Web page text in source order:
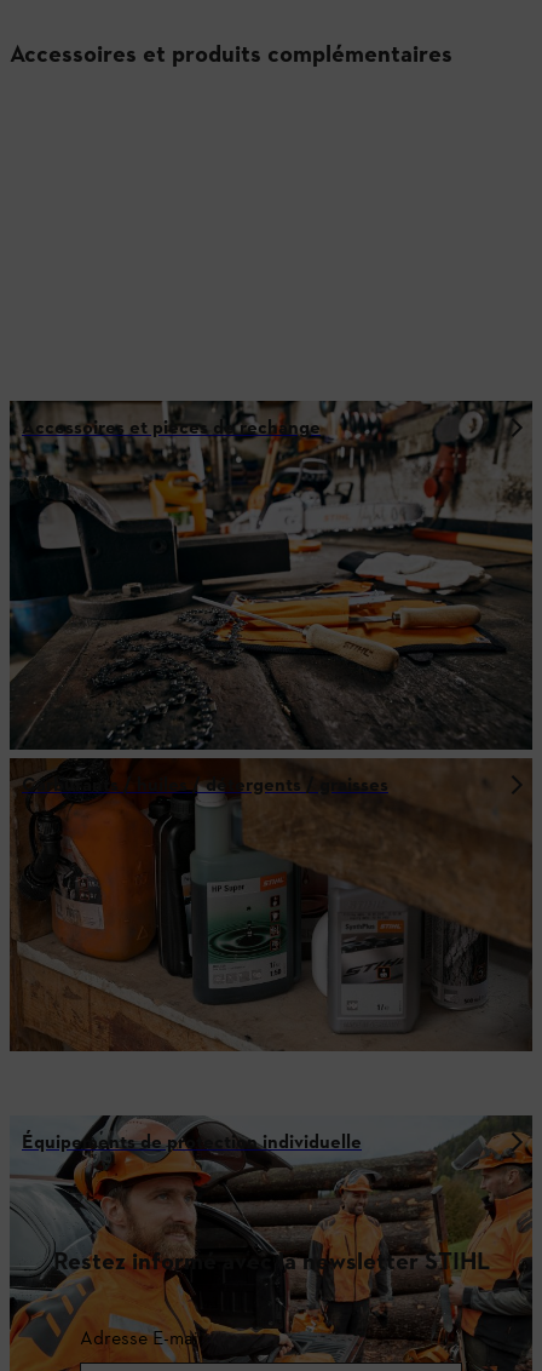
Accessoires et produits complémentaires
Accessoires et pièces de rechange
Carburants / huiles / détergents / graisses
Équipements de protection individuelle
Restez informé avec la newsletter STIHL
Adresse E-mail